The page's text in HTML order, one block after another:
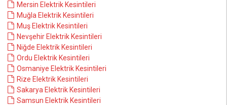
Mersin Elektrik Kesintileri
Muğla Elektrik Kesintileri
Muş Elektrik Kesintileri
Nevşehir Elektrik Kesintileri
Niğde Elektrik Kesintileri
Ordu Elektrik Kesintileri
Osmaniye Elektrik Kesintileri
Rize Elektrik Kesintileri
Sakarya Elektrik Kesintileri
Samsun Elektrik Kesintileri